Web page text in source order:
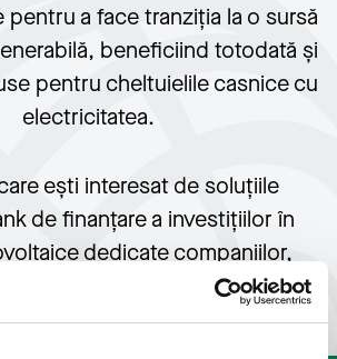
a face tranziția la o sursă
beneficiind totodată și
pentru cheltuielile casnice cu
electricitatea.
ești interesat de soluțiile
de finanțare a investițiilor în
dedicate companiilor,